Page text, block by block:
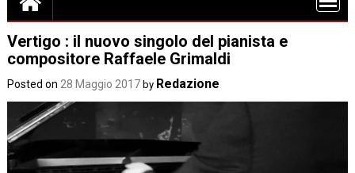
Vertigo : il nuovo singolo del pianista e
compositore Raffaele Grimaldi
Posted on 28 Maggio 2017 by Redazione